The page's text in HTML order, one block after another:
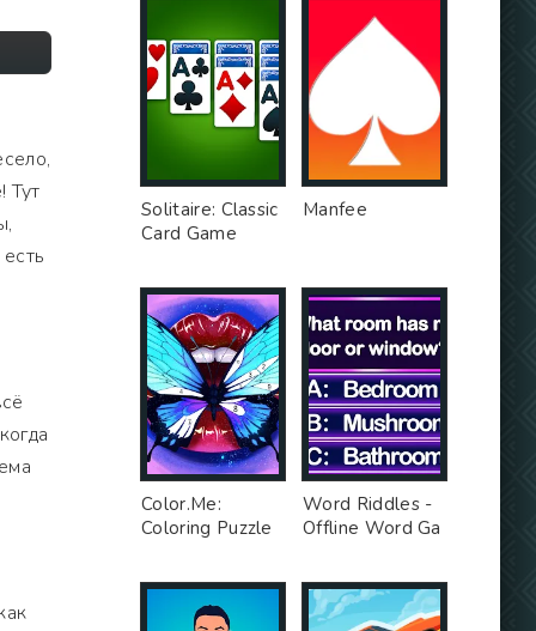
Тут
Solitaire: Classic
Card Game
Manfee
Color.Me:
Coloring Puzzle
Word Riddles -
Offline Word Ga